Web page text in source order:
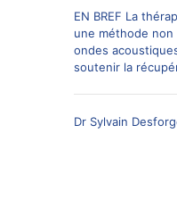
EN BREF La
une méthode
ondes
soutenir la
Dr Sylvain